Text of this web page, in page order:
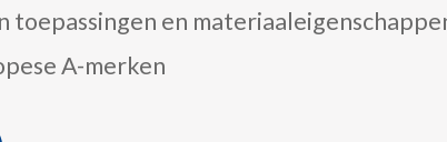
toepassingen en
A-merken